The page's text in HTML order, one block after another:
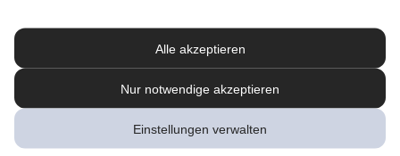
Alle akzeptieren
Nur notwendige akzeptieren
Einstellungen verwalten
Melden Sie sich hier an und sichern Sie
sich Ihren 10% Gutschein* für unsere
Apotheke